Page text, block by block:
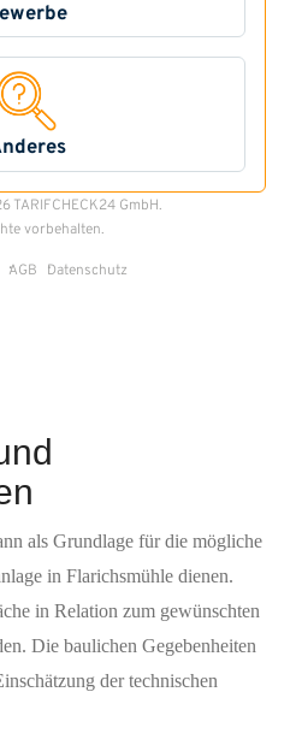
als Grundlage für die mögliche
in Flarichsmühle dienen.
in Relation zum gewünschten
Die baulichen Gegebenheiten
der technischen